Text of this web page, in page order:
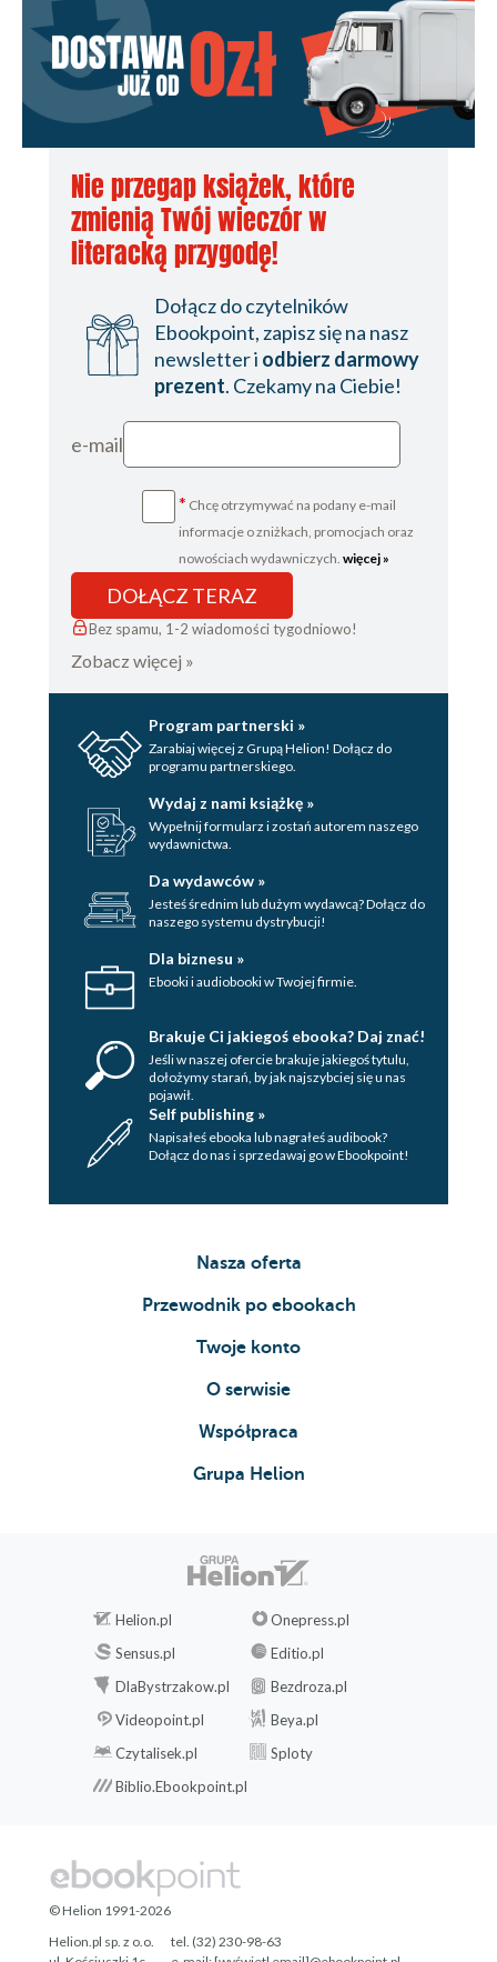
Nie przegap książek, które
zmienią Twój wieczór w
literacką przygodę!
Dołącz do czytelników
Ebookpoint, zapisz się na nasz
newsletter i odbierz darmowy
prezent. Czekamy na Ciebie!
e-mail
* Chcę otrzymywać na podany e-mail
informacje o zniżkach, promocjach oraz
nowościach wydawniczych. więcej »
DOŁĄCZ TERAZ
Bez spamu, 1-2 wiadomości tygodniowo!
Zobacz więcej »
Program partnerski »
Zarabiaj więcej z Grupą Helion! Dołącz do
programu partnerskiego.
Wydaj z nami książkę »
Wypełnij formularz i zostań autorem naszego
wydawnictwa.
Da wydawców »
Jesteś średnim lub dużym wydawcą? Dołącz do
naszego systemu dystrybucji!
Dla biznesu »
Ebooki i audiobooki w Twojej firmie.
Brakuje Ci jakiegoś ebooka? Daj znać!
Jeśli w naszej ofercie brakuje jakiegoś tytulu,
dołożymy starań, by jak najszybciej się u nas
pojawił.
Self publishing »
Napisałeś ebooka lub nagrałeś audibook?
Dołącz do nas i sprzedawaj go w Ebookpoint!
Nasza oferta
Przewodnik po ebookach
Twoje konto
O serwisie
Współpraca
Grupa Helion
Helion.pl
Onepress.pl
Sensus.pl
Editio.pl
DlaBystrzakow.pl
Bezdroza.pl
Videopoint.pl
Beya.pl
Czytalisek.pl
Sploty
Biblio.Ebookpoint.pl
© Helion 1991-2026
Helion.pl sp. z o.o.
tel. (32) 230-98-63